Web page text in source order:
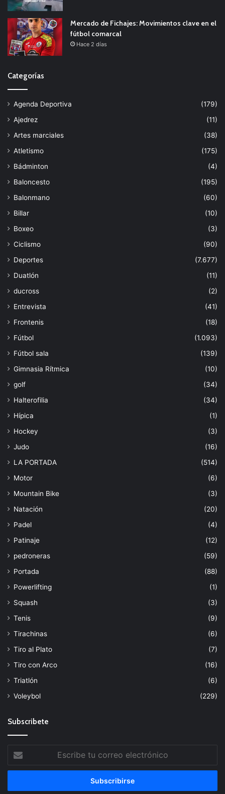
Mercado de Fichajes: Movimientos clave en el
fútbol comarcal
Hace 2 días
Categorías
Agenda Deportiva
(179)
Ajedrez
(11)
Artes marciales
(38)
Atletismo
(175)
Bádminton
(4)
Baloncesto
(195)
Balonmano
(60)
Billar
(10)
Boxeo
(3)
Ciclismo
(90)
Deportes
(7.677)
Duatlón
(11)
ducross
(2)
Entrevista
(41)
Frontenis
(18)
Fútbol
(1.093)
Fútbol sala
(139)
Gimnasia Rítmica
(10)
golf
(34)
Halterofilia
(34)
Hípica
(1)
Hockey
(3)
Judo
(16)
LA PORTADA
(514)
Motor
(6)
Mountain Bike
(3)
Natación
(20)
Padel
(4)
Patinaje
(12)
pedroneras
(59)
Portada
(88)
Powerlifting
(1)
Squash
(3)
Tenis
(9)
Tirachinas
(6)
Tiro al Plato
(7)
Tiro con Arco
(16)
Triatlón
(6)
Voleybol
(229)
Subscribete
tu
correo